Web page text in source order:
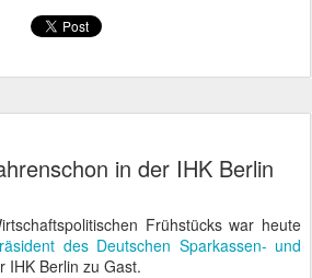
in der IHK Berlin
Frühstücks war heute
des Deutschen Sparkassen- und
IHK Berlin zu Gast.